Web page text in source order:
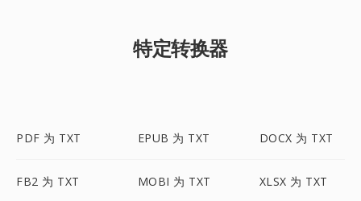
特定转换器
PDF 为 TXT EPUB 为 TXT DOCX 为 TXT
FB2 为 TXT MOBI 为 TXT XLSX 为 TXT